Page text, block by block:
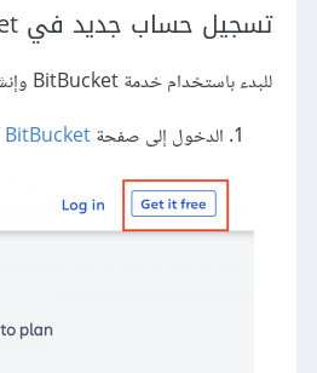
تسجيل حساب جديد في BitBucket
للبدء باستخدام خدمة BitBucket وإنشاء المستودعات ورفع الملفات إليه يجب على المستخدم إنشاء حسابٍ جديدٍ له في BitBucket، وذلك باتباع الخطوات التالية:
الدخول إلى صفحةBitBucket